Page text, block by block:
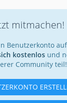
mitmachen!
Benutzerkonto
kostenlosund
Community teil!